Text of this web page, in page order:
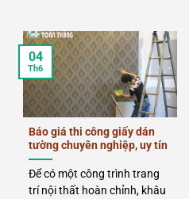
Báo giá thi công giấy dán
tường chuyên nghiệp, uy tín
Để có một công trình trang
trí nội thất hoàn chỉnh, khâu
04
Th6